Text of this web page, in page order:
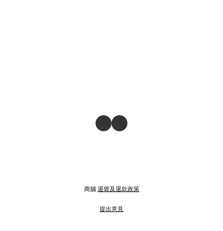
商舖 退貨及退款政策
提出意見